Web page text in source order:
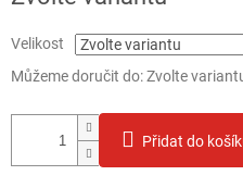
Velikost
Můžeme doručit do:Zvolte
Přidat do